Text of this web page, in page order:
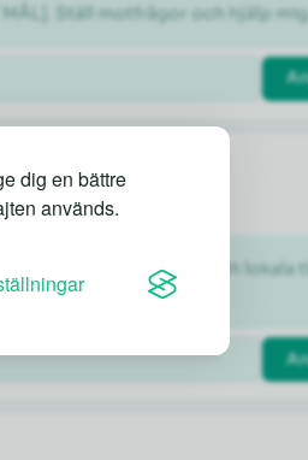
dig en bättre
används.
MÅL]. Ställ motfrågor och hjälp
av kända sevärdheter och